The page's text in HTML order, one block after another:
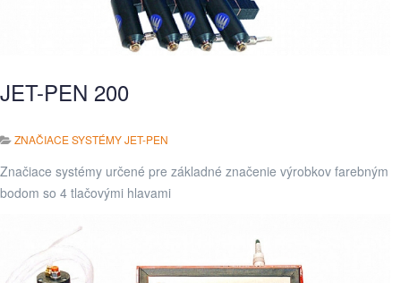
JET-PEN 200
ZNAČIACE SYSTÉMY JET-PEN
Značiace systémy určené pre základné značenie výrobkov farebným
bodom so 4 tlačovými hlavami